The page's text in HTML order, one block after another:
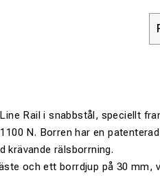
Rail i snabbstål, speciellt
N. Borren har en
krävande rälsborrning.
och ett borrdjup på 30